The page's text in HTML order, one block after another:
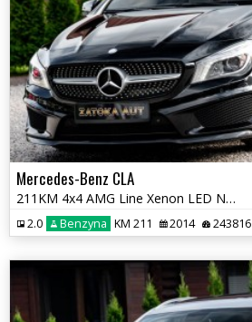
Mercedes-Benz CLA
211KM 4x4 AMG Line Xenon LED Nav Grz. Fot Kamera Martwe Pole
2.0 Benzyna KM 211 2014 243816